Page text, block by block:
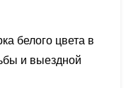
белого цвета в
и выездной